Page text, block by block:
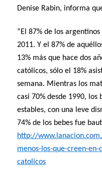
Denise Rabin, informa
“El 87% de los
2011. Y el 87% de
13% más que hace dos
católicos, sólo el 18%
semana. Mientras los
casi 70% desde 1990,
estables, con una leve
74% de los bebes fue
http://
menos-los-que-creen-
catolicos